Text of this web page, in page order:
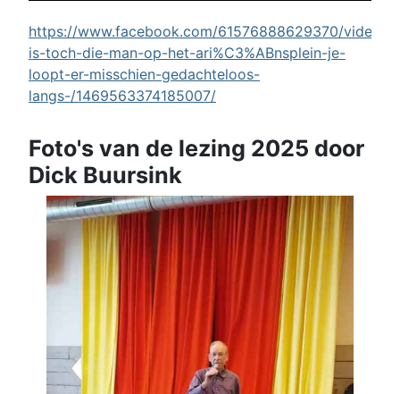
https://www.facebook.com/61576888629370/videos/
is-toch-die-man-op-het-ari%C3%ABnsplein-je-
loopt-er-misschien-gedachteloos-
langs-/1469563374185007/
Foto's van de lezing 2025 door
Dick Buursink